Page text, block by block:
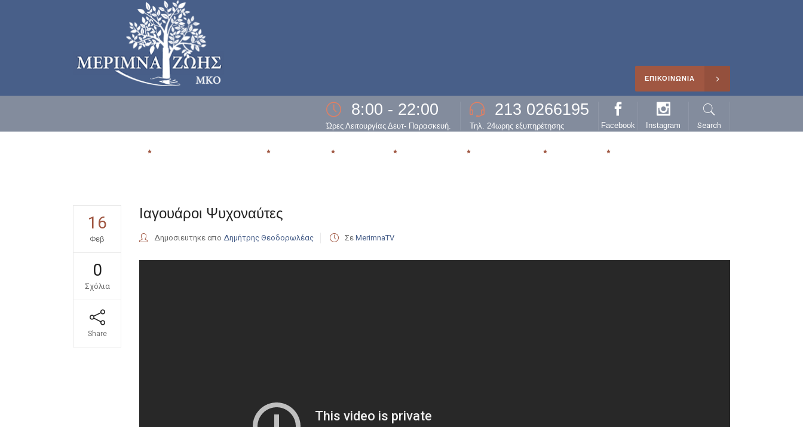
8:00 - 22:00
Ώρες Λειτουργίας Δευτ- Παρασκευή.
213 0266195
Τηλ. 24ωρης εξυπηρέτησης Facebook Instagram Search
ΕΠΙΚΟΙΝΩΝΙΑ
16
Φεβ
0
Σχόλια
Share
Ιαγουάροι Ψυχοναύτες
Δημοσιευτηκε απο Δημήτρης Θεοδορωλέας Σε MerimnaTV